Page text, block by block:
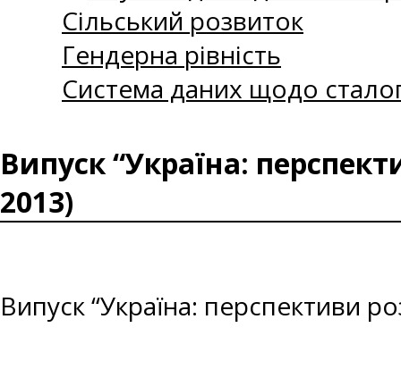
Сільський розвиток
Гендерна рівність
Система даних щодо
Випуск “Україна:
2013)
Випуск “Україна: перспективи